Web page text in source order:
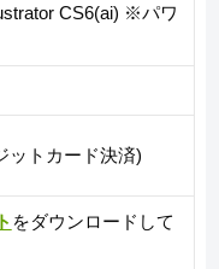
CS6(ai) ※パワ
ットカード決済)
をダウンロードして